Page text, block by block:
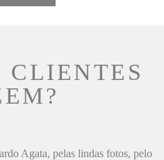
CLIENTES
Agata, pelas lindas fotos, pelo